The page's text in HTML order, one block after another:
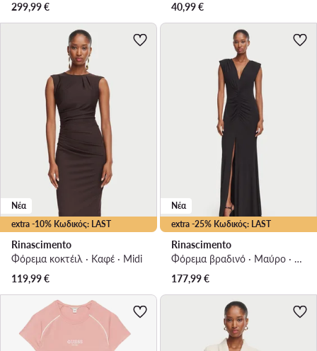
299,99€
40,99€
extra -10% Κωδικός: LAST
Νέα
Rinascimento
Φόρεμα κοκτέιλ · Καφέ · Midi
119,99€
extra -25% Κωδικός: LAST
Νέα
Rinascimento
Φόρεμα βραδινό · Μαύρο · Maxi
177,99€